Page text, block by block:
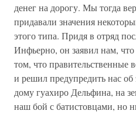
денег на дорогу. Мы тогда
придавали значения
этого типа. Придя в отряд
Инфьерно, он заявил нам,
том, что правительственные
и решил предупредить нас
дому гуахиро Дельфина, на
наш бой с батистовцами, но